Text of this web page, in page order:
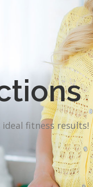
fitness results!